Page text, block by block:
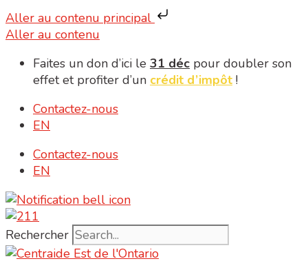
Aller au contenu principal
Aller au contenu
Faites un don d’ici le 31 déc pour doubler son
effet et profiter d’un crédit d’impôt !
Contactez-nous
EN
Contactez-nous
EN
Rechercher